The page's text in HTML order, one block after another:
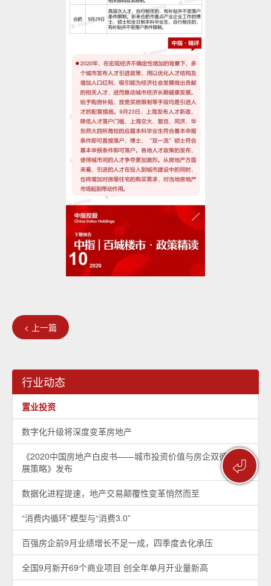
⏎
< 上一篇
行业动态
置业投资
数字化升级将深度变革房地产
《2020中国房地产白皮书——城市投资价值与房企双循环发
展策略》发布
数据化进程提速，地产交易颠覆性变革悄然而至
“消费内循环”模型与“消费3.0”
百强房企前9月业绩增长不足一成，四季度去化承压
全国9月新开69个商业项目 创全年单月开业量新高